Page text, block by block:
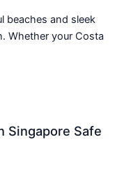
beaches and sleek
Whether your Costa
Singapore Safe